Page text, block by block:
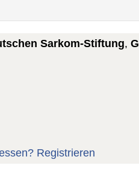
Sarkom-Stiftung,
Registrieren